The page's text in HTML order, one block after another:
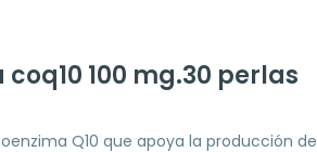
100 mg.30 perlas
Q10 que apoya la producción de